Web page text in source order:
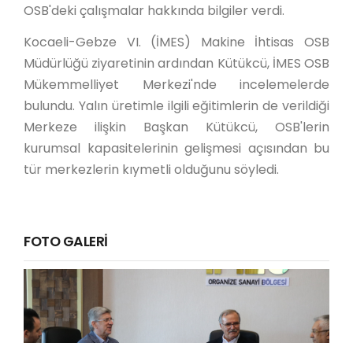
OSB'deki çalışmalar hakkında bilgiler verdi.
Kocaeli-Gebze VI. (İMES) Makine İhtisas OSB
Müdürlüğü ziyaretinin ardından Kütükcü, İMES OSB
Mükemmelliyet Merkezi'nde incelemelerde
bulundu. Yalın üretimle ilgili eğitimlerin de verildiği
Merkeze ilişkin Başkan Kütükcü, OSB'lerin
kurumsal kapasitelerinin gelişmesi açısından bu
tür merkezlerin kıymetli olduğunu söyledi.
FOTO GALERİ